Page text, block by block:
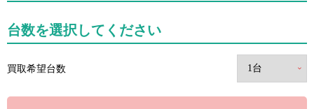
台数を選択してください
買取希望台数